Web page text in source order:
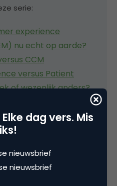
serie:
experience
nu echt op aarde?
CCM
versus Patient
of wezenlijk anders?
dag vers. Mis
nieuwsbrief
nieuwsbrief